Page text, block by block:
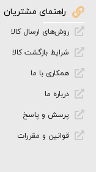
راهنمای مشتریان
روش‌های ارسال کالا
شرایط بازگشت کالا
همکاری با ما
درباره ما
پرسش و پاسخ
قوانین و مقررات